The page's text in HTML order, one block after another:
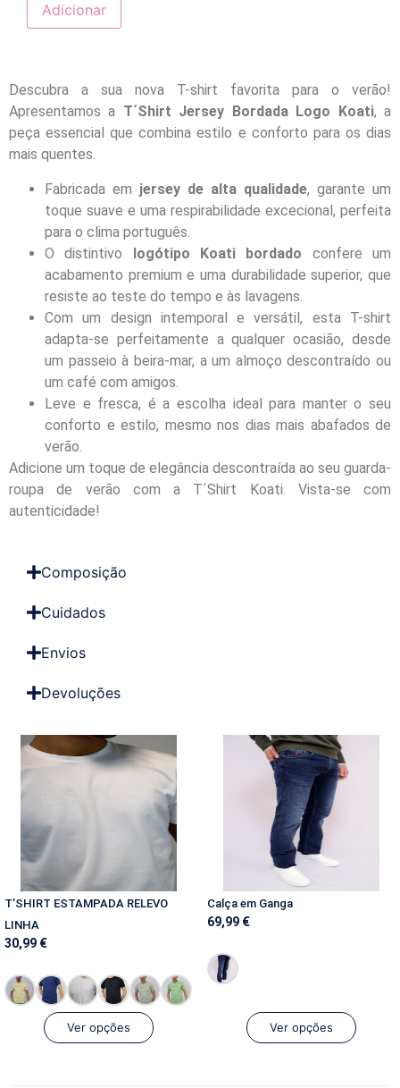
Adicionar
Descubra a sua nova T-shirt favorita para o verão!
Apresentamos a T´Shirt Jersey Bordada Logo Koati, a
peça essencial que combina estilo e conforto para os dias
mais quentes.
Fabricada em jersey de alta qualidade, garante um
toque suave e uma respirabilidade excecional, perfeita
para o clima português.
O distintivo logótipo Koati bordado confere um
acabamento premium e uma durabilidade superior, que
resiste ao teste do tempo e às lavagens.
Com um design intemporal e versátil, esta T-shirt
adapta-se perfeitamente a qualquer ocasião, desde
um passeio à beira-mar, a um almoço descontraído ou
um café com amigos.
Leve e fresca, é a escolha ideal para manter o seu
conforto e estilo, mesmo nos dias mais abafados de
verão.
Adicione um toque de elegância descontraída ao seu guarda-
roupa de verão com a T´Shirt Koati. Vista-se com
autenticidade!
Composição
Cuidados
Envios
Devoluções
T’SHIRT ESTAMPADA RELEVO
LINHA
30,99 €
Ver opções
Calça em Ganga
69,99 €
Ver opções